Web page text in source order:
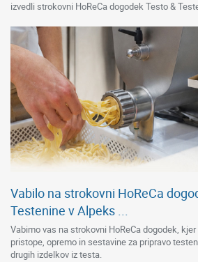
izvedli strokovni HoReCa dogodek Testo &
Vabilo na strokovni HoReCa
Testenine v Alpeks ...
Vabimo vas na strokovni HoReCa dogodek,
pristope, opremo in sestavine za pripravo
drugih izdelkov iz testa.